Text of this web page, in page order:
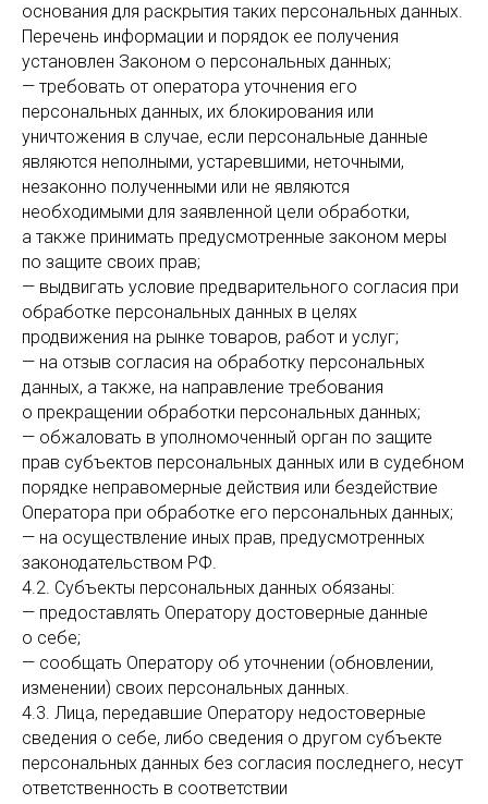
основания для раскрытия таких персональных данных.
Перечень информации и порядок ее получения
установлен Законом о персональных данных;
— требовать от оператора уточнения его
персональных данных, их блокирования или
уничтожения в случае, если персональные данные
являются неполными, устаревшими, неточными,
незаконно полученными или не являются
необходимыми для заявленной цели обработки,
а также принимать предусмотренные законом меры
по защите своих прав;
— выдвигать условие предварительного согласия при
обработке персональных данных в целях
продвижения на рынке товаров, работ и услуг;
— на отзыв согласия на обработку персональных
данных, а также, на направление требования
о прекращении обработки персональных данных;
— обжаловать в уполномоченный орган по защите
прав субъектов персональных данных или в судебном
порядке неправомерные действия или бездействие
Оператора при обработке его персональных данных;
— на осуществление иных прав, предусмотренных
законодательством РФ.
4.2. Субъекты персональных данных обязаны:
— предоставлять Оператору достоверные данные
о себе;
— сообщать Оператору об уточнении (обновлении,
изменении) своих персональных данных.
4.3. Лица, передавшие Оператору недостоверные
сведения о себе, либо сведения о другом субъекте
персональных данных без согласия последнего, несут
ответственность в соответствии